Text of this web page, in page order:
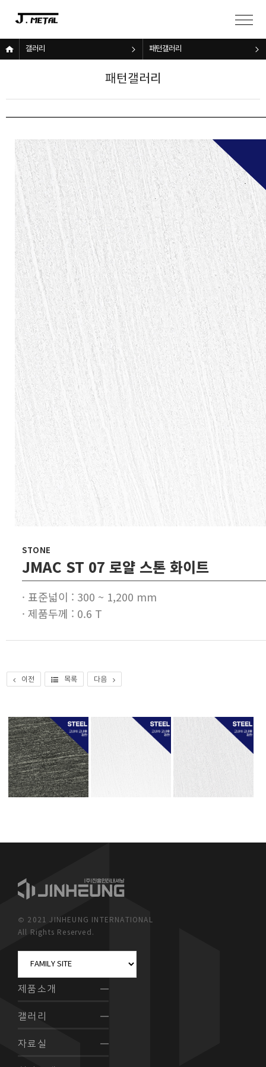
갤러리 패턴갤러리
패턴갤러리
STONE
JMAC ST 07 로얄 스톤 화이트
· 표준넓이 : 300 ~ 1,200 mm
· 제품두께 : 0.6 T
이전 목록 다음
© 2021 JINHEUNG INTERNATIONAL
All Rights Reserved.
제품소개
갤러리
자료실